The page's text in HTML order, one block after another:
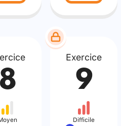
8
Exercice
9
Difficile